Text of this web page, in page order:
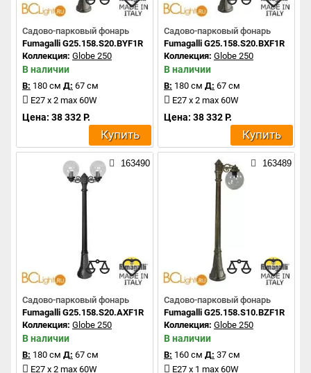
Садово-парковый фонарь
Fumagalli G25.158.S20.BYF1R
Коллекция: Globe 250
В наличии
В: 180 см Д: 67 см
E27 x 2 max 60W
Цена: 38 332 Р.
Купить
Садово-парковый фонарь
Fumagalli G25.158.S20.BXF1R
Коллекция: Globe 250
В наличии
В: 180 см Д: 67 см
E27 x 2 max 60W
Цена: 38 332 Р.
Купить
163490
Садово-парковый фонарь
Fumagalli G25.158.S20.AXF1R
Коллекция: Globe 250
В наличии
В: 180 см Д: 67 см
E27 x 2 max 60W
163489
Садово-парковый фонарь
Fumagalli G25.158.S10.BZF1R
Коллекция: Globe 250
В наличии
В: 160 см Д: 37 см
E27 x 1 max 60W